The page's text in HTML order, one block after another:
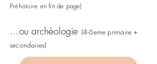
Préhistoire en fin de page)
...ou archéologie (4-6eme primaire +
secondaires)